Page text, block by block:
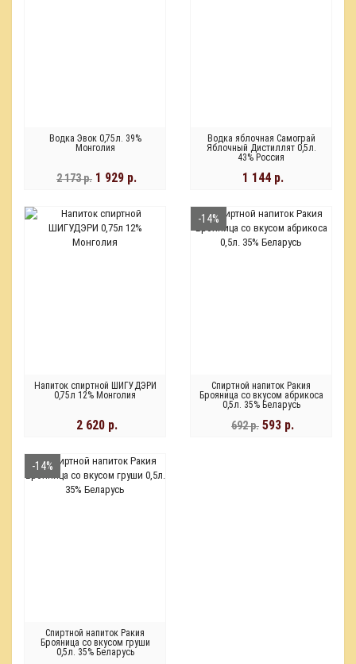
Водка Эвок 0,75л. 39%
Монголия
2 173 р. 1 929 р.
Водка яблочная Самограй
Яблочный Дистиллят 0,5л.
43% Россия
1 144 р.
Напиток спиртной ШИГУДЭРИ
0,75л 12% Монголия
2 620 р.
-14%
Спиртной напиток Ракия
Брояница со вкусом абрикоса
0,5л. 35% Беларусь
692 р. 593 р.
-14%
Спиртной напиток Ракия
Брояница со вкусом груши
0,5л. 35% Беларусь